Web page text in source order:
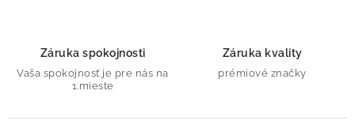
Záruka spokojnosti
Vaša spokojnosť je pre nás na
1.mieste
Záruka kvality
prémiové značky